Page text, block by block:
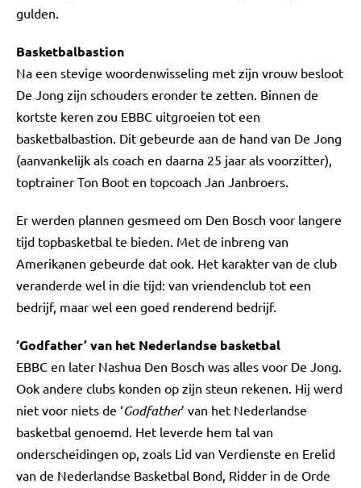
gulden.
Basketbalbastion
Na een stevige woordenwisseling met zijn vrouw besloot
De Jong zijn schouders eronder te zetten. Binnen de
kortste keren zou EBBC uitgroeien tot een
basketbalbastion. Dit gebeurde aan de hand van De Jong
(aanvankelijk als coach en daarna 25 jaar als voorzitter),
toptrainer Ton Boot en topcoach Jan Janbroers.
Er werden plannen gesmeed om Den Bosch voor langere
tijd topbasketbal te bieden. Met de inbreng van
Amerikanen gebeurde dat ook. Het karakter van de club
veranderde wel in die tijd: van vriendenclub tot een
bedrijf, maar wel een goed renderend bedrijf.
‘Godfather’ van het Nederlandse basketbal
EBBC en later Nashua Den Bosch was alles voor De Jong.
Ook andere clubs konden op zijn steun rekenen. Hij werd
niet voor niets de ‘Godfather’ van het Nederlandse
basketbal genoemd. Het leverde hem tal van
onderscheidingen op, zoals Lid van Verdienste en Erelid
van de Nederlandse Basketbal Bond, Ridder in de Orde